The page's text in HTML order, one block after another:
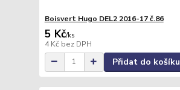
Boisvert Hugo DEL2 2016-17 č.86
5 Kč/ks
4 Kč bez DPH
Přidat do košíku